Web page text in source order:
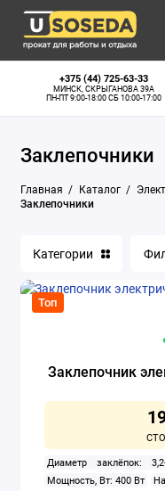
+375 (44) 725-63-33
МИНСК, СКРЫГАНОВА 39А
ПН-ПТ 9:00-18:00 СБ 10:00-17:00
Заклепочники
Главная Каталог
Заклепочники
Аппараты для сварки
Бетонорезы
Болгарки
Граверы
Категории
Топ
Заклепочник
Диаметр заклёпок:
Мощность, Вт: 400 Вт